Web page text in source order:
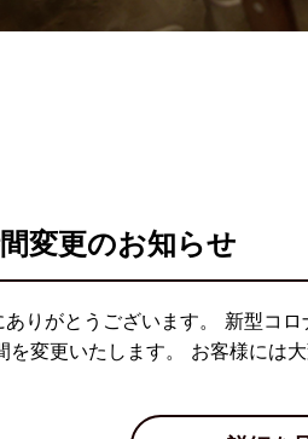
変更のお知らせ
りがとうございます。 新型コ
を変更いたします。 お客様には